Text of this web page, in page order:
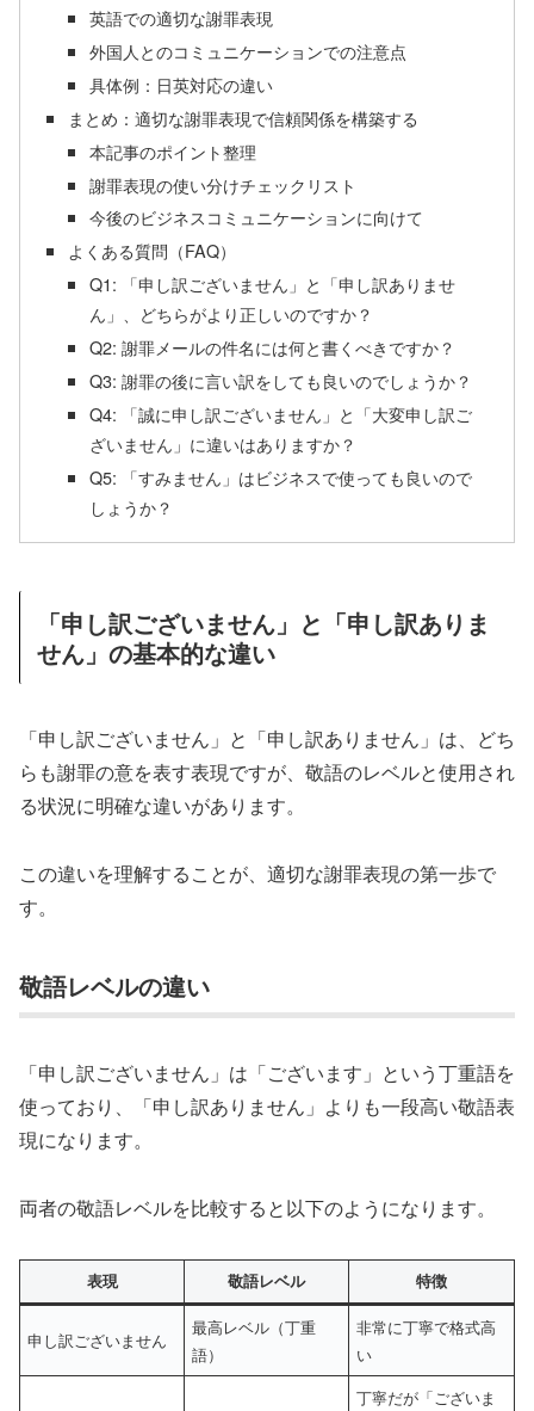
英語での適切な謝罪表現
外国人とのコミュニケーションでの注意点
具体例：日英対応の違い
まとめ：適切な謝罪表現で信頼関係を構築する
本記事のポイント整理
謝罪表現の使い分けチェックリスト
今後のビジネスコミュニケーションに向けて
よくある質問（FAQ）
Q1: 「申し訳ございません」と「申し訳ありませ
ん」、どちらがより正しいのですか？
Q2: 謝罪メールの件名には何と書くべきですか？
Q3: 謝罪の後に言い訳をしても良いのでしょうか？
Q4: 「誠に申し訳ございません」と「大変申し訳ご
ざいません」に違いはありますか？
Q5: 「すみません」はビジネスで使っても良いので
しょうか？
「申し訳ございません」と「申し訳ありま
せん」の基本的な違い
「申し訳ございません」と「申し訳ありません」は、どち
らも謝罪の意を表す表現ですが、敬語のレベルと使用され
る状況に明確な違いがあります。
この違いを理解することが、適切な謝罪表現の第一歩で
す。
敬語レベルの違い
「申し訳ございません」は「ございます」という丁重語を
使っており、「申し訳ありません」よりも一段高い敬語表
現になります。
両者の敬語レベルを比較すると以下のようになります。
表現 敬語レベル 特徴
申し訳ございません
最高レベル（丁重
語）
非常に丁寧で格式高
い
丁寧だが「ございま